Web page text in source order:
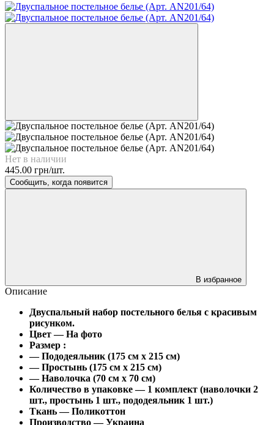
Нет в наличии
445.00 грн/шт.
Сообщить, когда появится
В избранное
Описание
Двуспальный набор постельного белья с красивым
рисунком.
Цвет ― На фото
Размер :
― Пододеяльник (175 см х 215 см)
― Простынь (175 см х 215 см)
― Наволочка (70 см х 70 см)
Количество в упаковке ― 1 комплект (наволочки 2
шт., простынь 1 шт., пододеяльник 1 шт.)
Ткань ―Поликоттон
Производство ― Украина